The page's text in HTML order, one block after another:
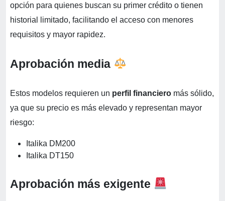
opción para quienes buscan su primer crédito o tienen
historial limitado, facilitando el acceso con menores
requisitos y mayor rapidez.
Aprobación media
Estos modelos requieren un perfil financiero más sólido,
ya que su precio es más elevado y representan mayor
riesgo:
Italika DM200
Italika DT150
Aprobación más exigente